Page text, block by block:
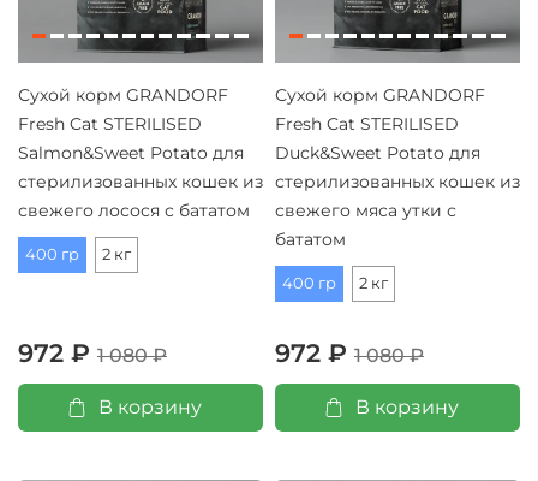
Сухой корм GRANDORF
Fresh Cat STERILISED
Salmon&Sweet Potato для
стерилизованных кошек из
свежего лосося с бататом
400 гр 2 кг
972 ₽ 1 080 ₽
В корзину
Сухой корм GRANDORF
Fresh Cat STERILISED
Duck&Sweet Potato для
стерилизованных кошек из
свежего мяса утки с
бататом
400 гр 2 кг
972 ₽ 1 080 ₽
В корзину